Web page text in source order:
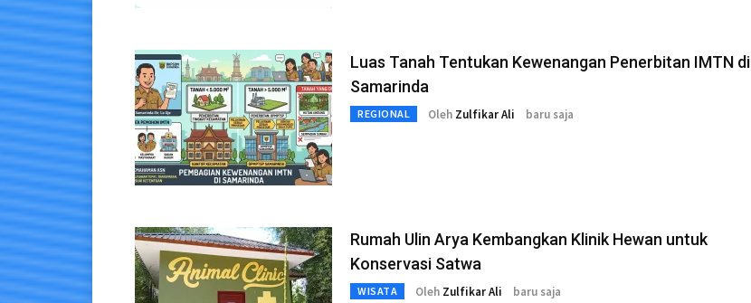
Luas Tanah Tentukan Kewenangan Penerbitan IMTN di
Samarinda
REGIONAL Oleh Zulfikar Ali baru saja
Rumah Ulin Arya Kembangkan Klinik Hewan untuk
Konservasi Satwa
WISATA Oleh Zulfikar Ali baru saja